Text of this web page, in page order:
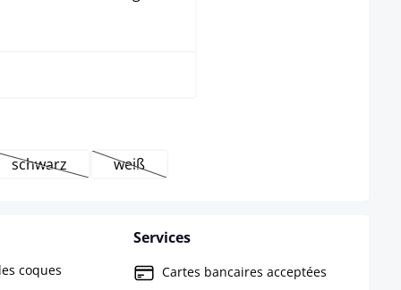
pour le moment.)
n'est pas disponible pour le moment.)
schwarz(Cette option n'est pas disponible pour le moment.)
weiß(Cette option n'est pas disponible pour le
coques
Services
Cartes bancaires acceptées